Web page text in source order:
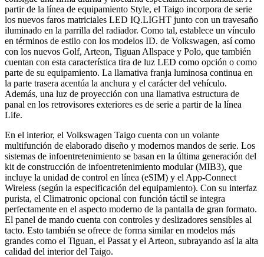
partir de la línea de equipamiento Style, el Taigo incorpora de serie
los nuevos faros matriciales LED IQ.LIGHT junto con un travesaño
iluminado en la parrilla del radiador. Como tal, establece un vínculo
en términos de estilo con los modelos ID. de Volkswagen, así como
con los nuevos Golf, Arteon, Tiguan Allspace y Polo, que también
cuentan con esta característica tira de luz LED como opción o como
parte de su equipamiento. La llamativa franja luminosa continua en
la parte trasera acentúa la anchura y el carácter del vehículo.
Además, una luz de proyección con una llamativa estructura de
panal en los retrovisores exteriores es de serie a partir de la línea
Life.
En el interior, el Volkswagen Taigo cuenta con un volante
multifunción de elaborado diseño y modernos mandos de serie. Los
sistemas de infoentretenimiento se basan en la última generación del
kit de construcción de infoentretenimiento modular (MIB3), que
incluye la unidad de control en línea (eSIM) y el App-Connect
Wireless (según la especificación del equipamiento). Con su interfaz
purista, el Climatronic opcional con función táctil se integra
perfectamente en el aspecto moderno de la pantalla de gran formato.
El panel de mando cuenta con controles y deslizadores sensibles al
tacto. Esto también se ofrece de forma similar en modelos más
grandes como el Tiguan, el Passat y el Arteon, subrayando así la alta
calidad del interior del Taigo.